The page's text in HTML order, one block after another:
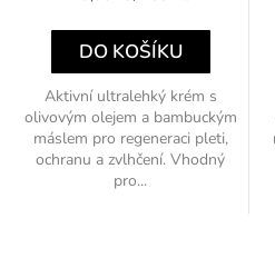
DO KOŠÍKU
Aktivní ultralehký krém s
olivovým olejem a bambuckým
máslem pro regeneraci pleti,
ochranu a zvlhčení. Vhodný
pro...